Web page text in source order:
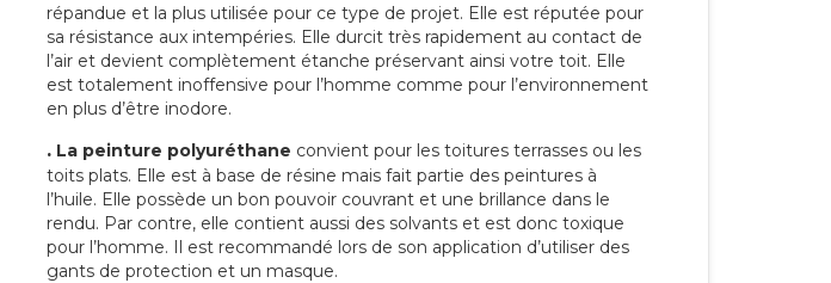
répandue et la plus utilisée pour ce type de projet. Elle est réputée pour
sa résistance aux intempéries. Elle durcit très rapidement au contact de
l’air et devient complètement étanche préservant ainsi votre toit. Elle
est totalement inoffensive pour l’homme comme pour l’environnement
en plus d’être inodore.
. La peinture polyuréthane convient pour les toitures terrasses ou les
toits plats. Elle est à base de résine mais fait partie des peintures à
l’huile. Elle possède un bon pouvoir couvrant et une brillance dans le
rendu. Par contre, elle contient aussi des solvants et est donc toxique
pour l’homme. Il est recommandé lors de son application d’utiliser des
gants de protection et un masque.